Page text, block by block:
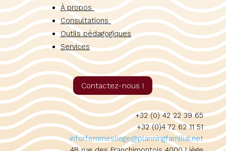
À propos
Consultations
Outils pédagogiques
Services
Contactez-nous !
+32 (0) 42 22 39 65
+32 (0)4 72 62 11 51
inforfemmesliege@planningfamilial.net